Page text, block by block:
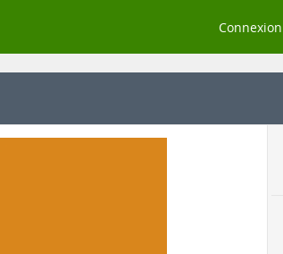
Connexion